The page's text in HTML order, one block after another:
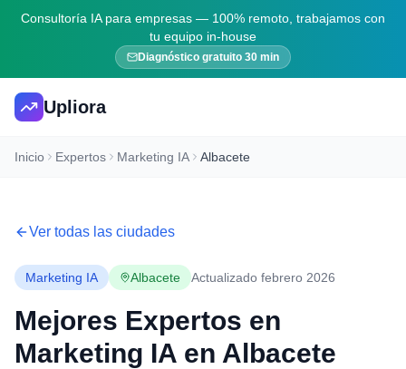
Consultoría IA para empresas — 100% remoto, trabajamos con
tu equipo in-house
Diagnóstico gratuito 30 min
Upliora
Inicio Expertos Marketing IA Albacete
Ver todas las ciudades
Marketing IA Albacete Actualizado febrero 2026
Mejores Expertos en
Marketing IA en Albacete